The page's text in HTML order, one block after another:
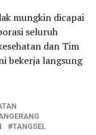
mungkin dicapai
seluruh
dan Tim
bekerja langsung
TANGSEL